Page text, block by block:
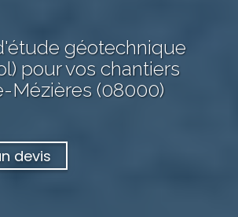
géotechnique
pour vos chantiers
Mézières (08000)
devis